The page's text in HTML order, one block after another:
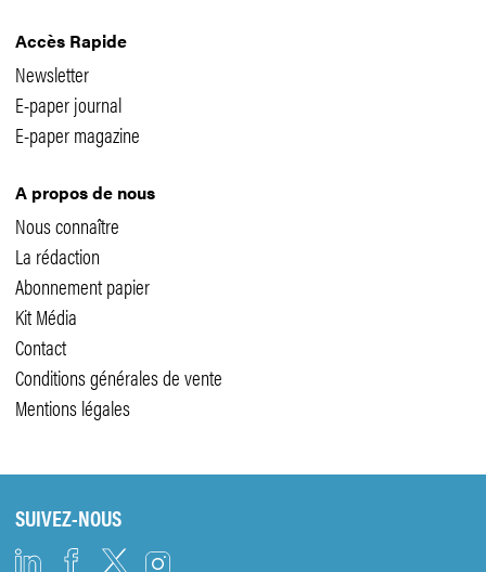
Accès Rapide
Newsletter
E-paper journal
E-paper magazine
A propos de nous
Nous connaître
La rédaction
Abonnement papier
Kit Média
Contact
Conditions générales de vente
Mentions légales
SUIVEZ-NOUS